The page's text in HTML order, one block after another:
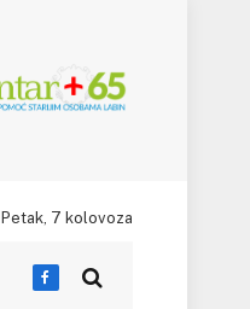
Petak, 7 kolovoza
Facebook